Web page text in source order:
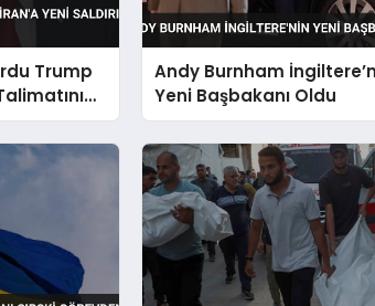
Trump
Andy Burnham
Yeni Başbakanı Oldu